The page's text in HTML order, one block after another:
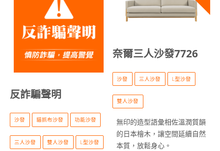
反詐騙聲明
沙發 貓抓布沙發 功能沙發
三人沙發 雙人沙發 L型沙發
奈爾三人沙發7726
沙發 三人沙發 L型沙發
雙人沙發
無印的造型語彙相佐溫潤質韻
的日本檜木，讓空間延續自然
本質，放鬆身心。